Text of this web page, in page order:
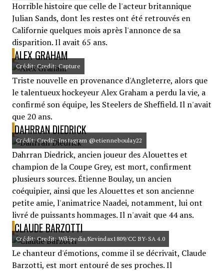
Horrible histoire que celle de l'acteur britannique
Julian Sands, dont les restes ont été retrouvés en
Californie quelques mois après l'annonce de sa
disparition. Il avait 65 ans.
ALEX GRAHAM
Crédit: Credit: Capture
Triste nouvelle en provenance d'Angleterre, alors que
le talentueux hockeyeur Alex Graham a perdu la vie, a
confirmé son équipe, les Steelers de Sheffield. Il n'avait
que 20 ans.
DAHRRAN DIEDRICK
Crédit: Credit: Instagram @etienneboulay22
Dahrran Diedrick, ancien joueur des Alouettes et
champion de la Coupe Grey, est mort, confirment
plusieurs sources. Étienne Boulay, un ancien
coéquipier, ainsi que les Alouettes et son ancienne
petite amie, l'animatrice Naadei, notamment, lui ont
livré de puissants hommages. Il n'avait que 44 ans.
CLAUDE BARZOTTI
Crédit: Credit: Wikipedia/Kevindax1809/CC BY-SA 4.0
Le chanteur d'émotions, comme il se décrivait, Claude
Barzotti, est mort entouré de ses proches. Il